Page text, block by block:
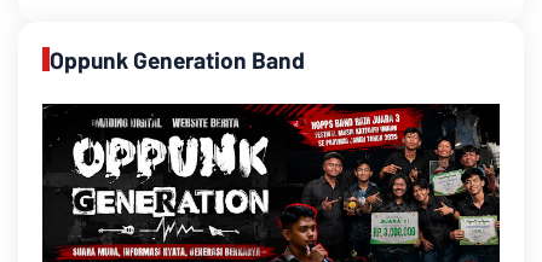
Oppunk Generation Band